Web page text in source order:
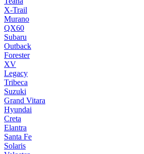
X-Trail
Murano
QX60
Subaru
Outback
Forester
XV
Legacy
Tribeca
Suzuki
Grand Vitara
Hyundai
Creta
Elantra
Santa Fe
Solaris